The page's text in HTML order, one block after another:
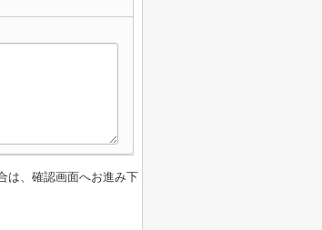
は、確認画面へお進み下